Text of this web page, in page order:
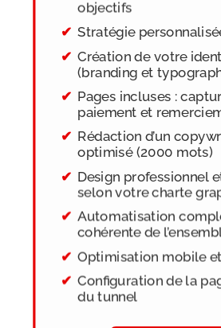
objectifs
Stratégie
Création de votre
(branding et
Pages incluses :
paiement et
Rédaction d’un
optimisé (2000 mots)
Design professionnel
selon votre charte
Automatisation
cohérente de
Optimisation mobile
Configuration de la
du tunnel